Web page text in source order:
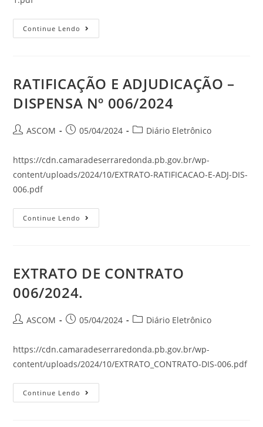
Continue Lendo
RATIFICAÇÃO E ADJUDICAÇÃO –
DISPENSA Nº 006/2024
ASCOM 05/04/2024 Diário Eletrônico
https://cdn.camaradeserraredonda.pb.gov.br/wp-
content/uploads/2024/10/EXTRATO-RATIFICACAO-E-ADJ-DIS-
006.pdf
Continue Lendo
EXTRATO DE CONTRATO
006/2024.
ASCOM 05/04/2024 Diário Eletrônico
https://cdn.camaradeserraredonda.pb.gov.br/wp-
content/uploads/2024/10/EXTRATO_CONTRATO-DIS-006.pdf
Continue Lendo